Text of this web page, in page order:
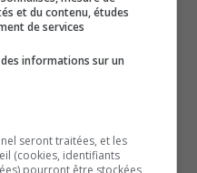
et du contenu, études
de services
informations sur un
seront traitées, et les
(cookies, identifiants
pourront être stockées